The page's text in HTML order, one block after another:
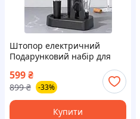
Штопор електричний
Подарунковий набір для
599₴
899 ₴ -33%
Купити